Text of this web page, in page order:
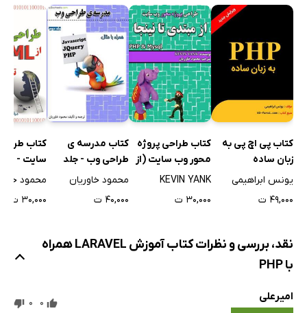
کتاب پی اچ پی به
زبان ساده
یونس ابراهیمی
۴۹,۰۰۰ ت
کتاب طراحی پروژه
محور وب سایت (از
مبتدی تا نینجا)
KEVIN YANK
۳۰,۰۰۰ ت
کتاب مدرسه ی
طراحی وب - جلد
دوم: JQuery
محمود خاوریان
۴۰,۰۰۰ ت
کتاب
PHP
محمود
۳۰,۰۰۰ ت
نقد، بررسی و نظرات کتاب آموزش LARAVEL همراه
با PHP
امیرعلی 0
0